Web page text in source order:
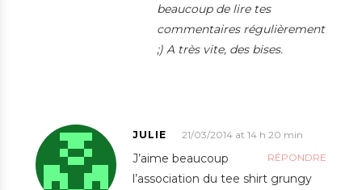
beaucoup de lire tes
commentaires régulièrement
;) A très vite, des bises.
JULIE
21/03/2014 at 14 h 20 min
RÉPONDRE
J’aime beaucoup
l’association du tee shirt grungy